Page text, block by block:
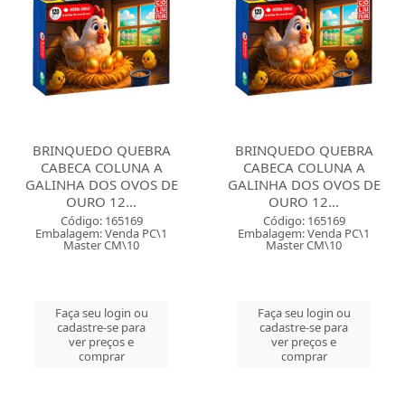
BRINQUEDO QUEBRA
CABECA COLUNA A
GALINHA DOS OVOS DE
OURO 12...
Código: 165169
Embalagem: Venda PC\1
Master CM\10
Faça seu login ou
cadastre-se para
ver preços e
comprar
BRINQUEDO QUEBRA
CABECA COLUNA A
GALINHA DOS OVOS DE
OURO 12...
Código: 165169
Embalagem: Venda PC\1
Master CM\10
Faça seu login ou
cadastre-se para
ver preços e
comprar